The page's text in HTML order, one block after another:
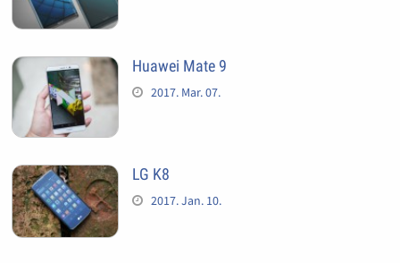
Huawei Mate 9
2017. Mar. 07.
LG K8
2017. Jan. 10.